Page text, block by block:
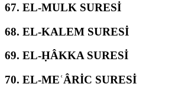
67. EL-MULK SURESİ
68. EL-KALEM SURESİ
69. EL-ḤÂKKA SURESİ
70. EL-MEʿÂRİC SURESİ